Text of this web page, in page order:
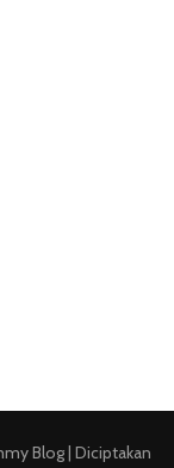
Blog | Diciptakan